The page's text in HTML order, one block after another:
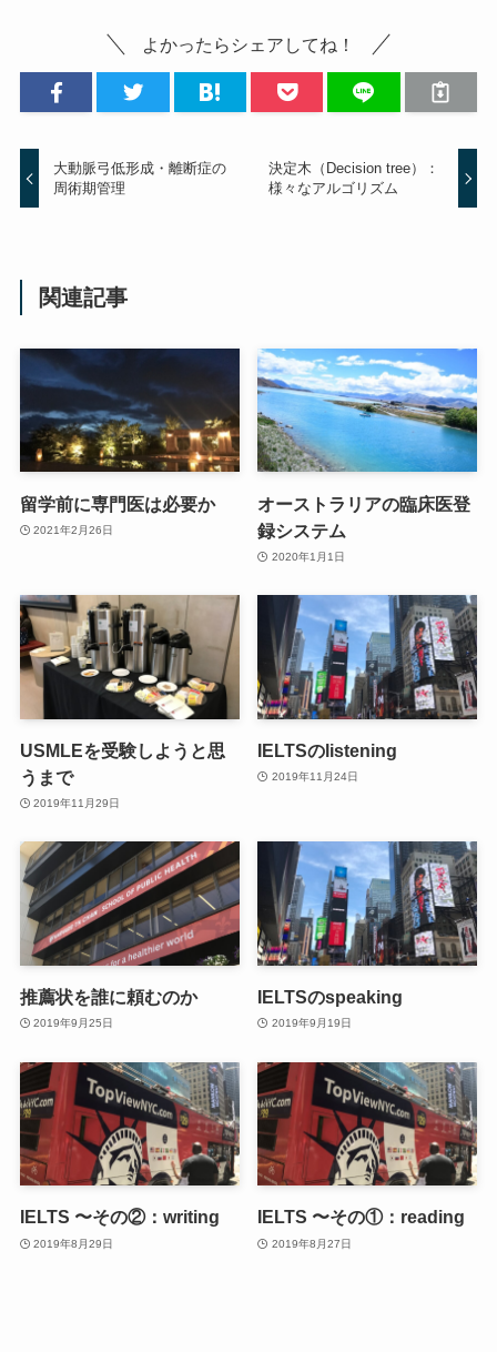
よかったらシェアしてね！
大動脈弓低形成・離断症の
周術期管理
決定木（Decision tree）：
様々なアルゴリズム
関連記事
留学前に専門医は必要か
2021年2月26日
オーストラリアの臨床医登
録システム
2020年1月1日
USMLEを受験しようと思
うまで
2019年11月29日
IELTSのlistening
2019年11月24日
推薦状を誰に頼むのか
2019年9月25日
IELTSのspeaking
2019年9月19日
IELTS 〜その②：writing
2019年8月29日
IELTS 〜その①：reading
2019年8月27日